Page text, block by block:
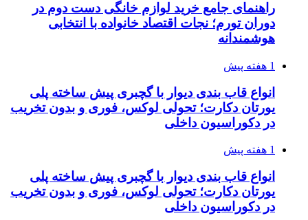
راهنمای جامع خرید لوازم خانگی دست دوم در
دوران تورم؛ نجات اقتصاد خانواده با انتخابی
هوشمندانه
1 هفته پیش
انواع قاب بندی دیوار با گچبری پیش ساخته پلی
یورتان دکارت؛ تحولی لوکس، فوری و بدون تخریب
در دکوراسیون داخلی
1 هفته پیش
انواع قاب بندی دیوار با گچبری پیش ساخته پلی
یورتان دکارت؛ تحولی لوکس، فوری و بدون تخریب
در دکوراسیون داخلی